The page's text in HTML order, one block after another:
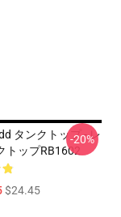
タンクトップ - レ
トップRB1602
$24.45
-20%